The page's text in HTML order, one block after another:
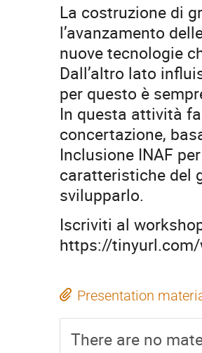
La costruzione di
l’avanzamento
nuove tecnologie
Dall’altro lato
per questo è
In questa attività
concertazione,
Inclusione INAF
caratteristiche del
svilupparlo.
Iscriviti al
https://
Presentation
There are no